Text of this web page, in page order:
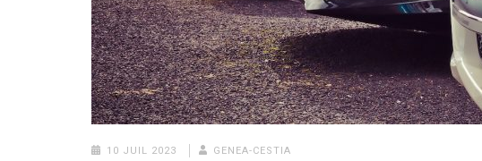
10 JUIL 2023 GENEA-CESTIA